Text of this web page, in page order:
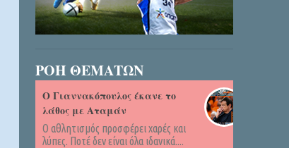
ΡΟΗ ΘΕΜΑΤΩΝ
Ο Γιαννακόπουλος έκανε το
λάθος με Αταμάν
Ο αθλητισμός προσφέρει χαρές και
λύπες. Ποτέ δεν είναι όλα ιδανικά....